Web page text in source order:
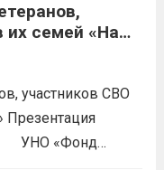
участников СВО
Презентация
УНО «Фонд